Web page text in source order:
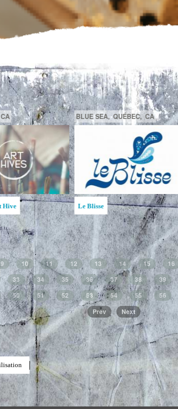
MAATA
GATINEAU, QUÉBEC, CA
Ruche d'Art de l'Étincelle
9 10 11 12 13 14 15 16
33 34 35 36 37 38 39
50 51 52 53 54 55 56
Prev
Next